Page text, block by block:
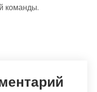
команды.